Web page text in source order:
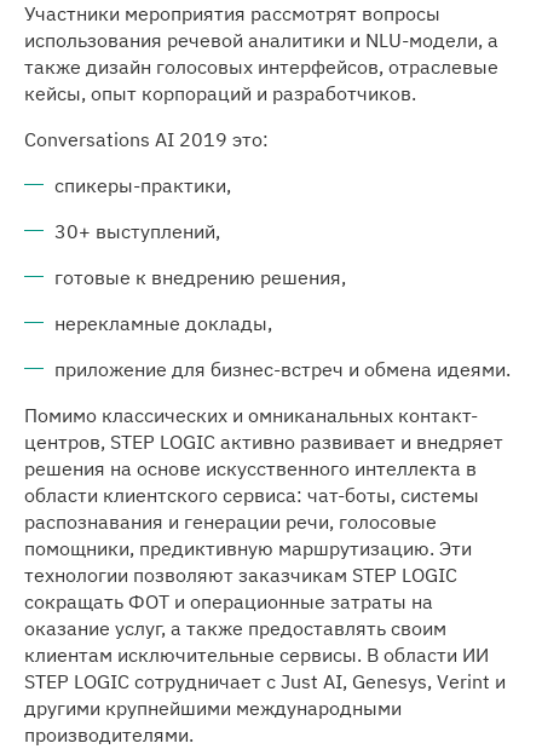
Участники мероприятия рассмотрят вопросы
использования речевой аналитики и NLU-модели, а
также дизайн голосовых интерфейсов, отраслевые
кейсы, опыт корпораций и разработчиков.
Conversations AI 2019 это:
спикеры-практики,
30+ выступлений,
готовые к внедрению решения,
нерекламные доклады,
приложение для бизнес-встреч и обмена идеями.
Помимо классических и омниканальных контакт-
центров, STEP LOGIC активно развивает и внедряет
решения на основе искусственного интеллекта в
области клиентского сервиса: чат-боты, системы
распознавания и генерации речи, голосовые
помощники, предиктивную маршрутизацию. Эти
технологии позволяют заказчикам STEP LOGIC
сокращать ФОТ и операционные затраты на
оказание услуг, а также предоставлять своим
клиентам исключительные сервисы. В области ИИ
STEP LOGIC сотрудничает с Just AI, Genesys, Verint и
другими крупнейшими международными
производителями.